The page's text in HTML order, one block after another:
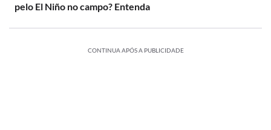
pelo El Niño no campo? Entenda
CONTINUA APÓS A PUBLICIDADE